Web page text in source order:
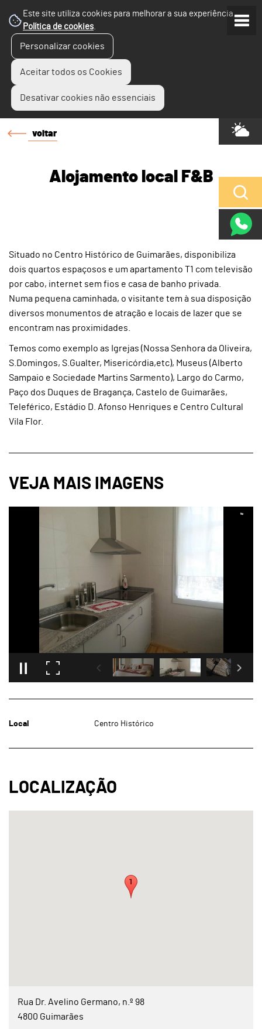
Este site utiliza cookies para melhorar a sua experiência.
Política de cookies.
Personalizar cookies
Aceitar todos os Cookies
Desativar cookies não essenciais
voltar
Alojamento local F&B
Situado no Centro Histórico de Guimarães, disponibiliza
dois quartos espaçosos e um apartamento T1 com televisão
por cabo, internet sem fios e casa de banho privada.
Numa pequena caminhada, o visitante tem à sua disposição
diversos monumentos de atração e locais de lazer que se
encontram nas proximidades.
Temos como exemplo as Igrejas (Nossa Senhora da Oliveira,
S.Domingos, S.Gualter, Misericórdia,etc), Museus (Alberto
Sampaio e Sociedade Martins Sarmento), Largo do Carmo,
Paço dos Duques de Bragança, Castelo de Guimarães,
Teleférico, Estádio D. Afonso Henriques e Centro Cultural
Vila Flor.
Local Centro Histórico
Rua Dr. Avelino Germano, n.º 98
4800 Guimarães